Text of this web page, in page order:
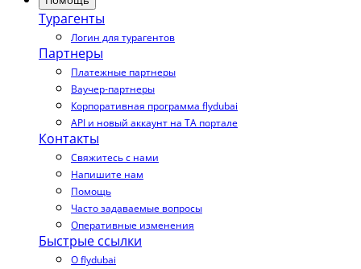
Турагенты
Логин для турагентов
Партнеры
Платежные партнеры
Ваучер-партнеры
Корпоративная программа flydubai
API и новый аккаунт на TA портале
Контакты
Свяжитесь с нами
Напишите нам
Помощь
Часто задаваемые вопросы
Оперативные изменения
Быстрые ссылки
О flydubai